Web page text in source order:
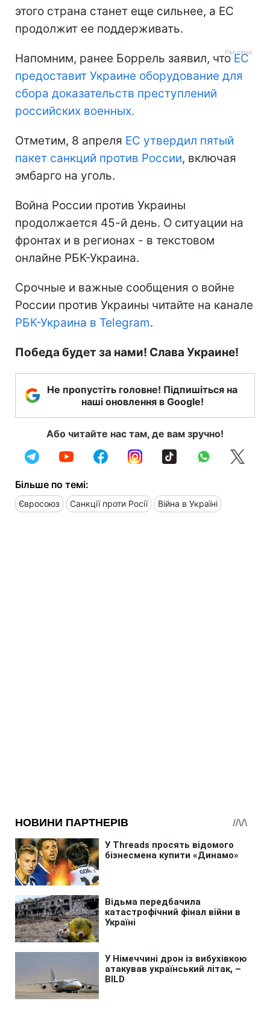
этого страна станет еще сильнее, а ЕС
продолжит ее поддерживать.
Напомним, ранее Боррель заявил, чтоЕС
предоставит Украине оборудование для
сбора доказательств преступлений
российских военных.
Отметим, 8 апреля ЕС утвердил пятый
пакет санкций против России, включая
эмбарго на уголь.
Война России против Украины
продолжается 45-й день. О ситуации на
фронтах и в регионах - в текстовом
онлайне РБК-Украина.
Срочные и важные сообщения о войне
России против Украины читайте на канале
РБК-Украина в Telegram.
Победа будет за нами! Слава Украине!
Не пропустіть головне! Підпишіться на
наші оновлення в Google!
Або читайте нас там, де вам зручно!
Більше по темі:
Євросоюз Санкції проти Росії Війна в Україні